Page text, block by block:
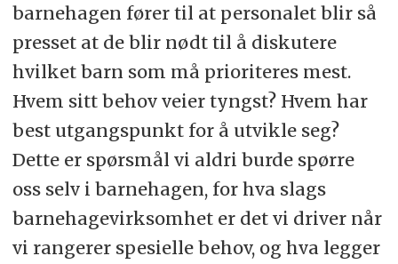
barnehagen fører til at personalet blir så
presset at de blir nødt til å diskutere
hvilket barn som må prioriteres mest.
Hvem sitt behov veier tyngst? Hvem har
best utgangspunkt for å utvikle seg?
Dette er spørsmål vi aldri burde spørre
oss selv i barnehagen, for hva slags
barnehagevirksomhet er det vi driver når
vi rangerer spesielle behov, og hva legger